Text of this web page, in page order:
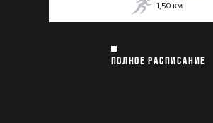
1,50 км
ПОЛНОЕ РАСПИСАНИЕ